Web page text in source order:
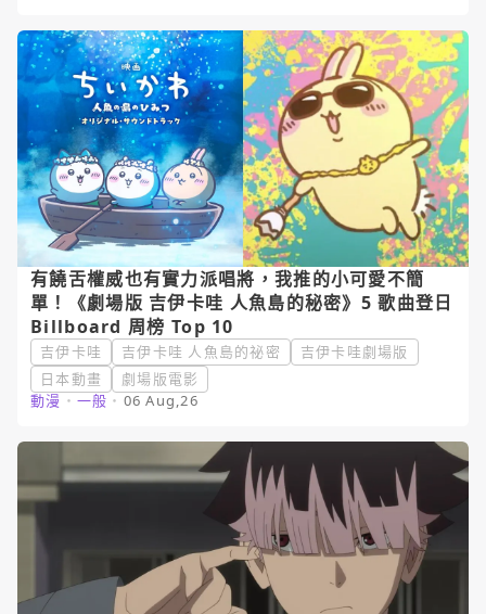
有饒舌權威也有實力派唱將，我推的小可愛不簡
單！《劇場版 吉伊卡哇 人魚島的秘密》5 歌曲登日
Billboard 周榜 Top 10
吉伊卡哇 吉伊卡哇 人魚島的祕密
吉伊卡哇劇場版
日本動畫
劇場版電影
動漫 ・ 一般 ・ 06 Aug,26